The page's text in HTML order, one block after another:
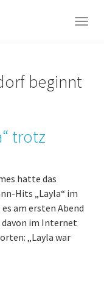
beginnt
trotz
hatte das
Hits „Layla“ im
am ersten Abend
davon im Internet
„Layla war